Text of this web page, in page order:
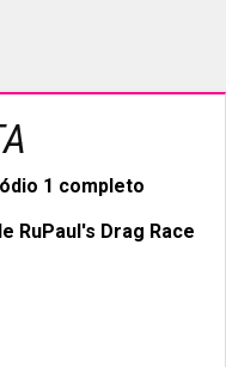
1 completo
RuPaul's Drag Race